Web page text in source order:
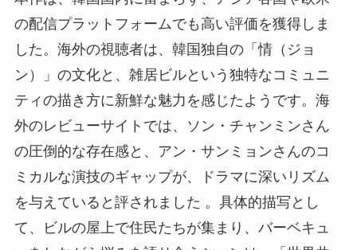
の配信プラットフォームでも高い評価を獲得しま
した。海外の視聴者は、韓国独自の「情（ジョ
ン）」の文化と、雑居ビルという独特なコミュニ
ティの描き方に新鮮な魅力を感じたようです。海
外のレビューサイトでは、ソン・チャンミンさん
の圧倒的な存在感と、アン・サンミョンさんのコ
ミカルな演技のギャップが、ドラマに深いリズム
を与えていると評されました 。具体的描写とし
て、ビルの屋上で住民たちが集まり、バーベキュ